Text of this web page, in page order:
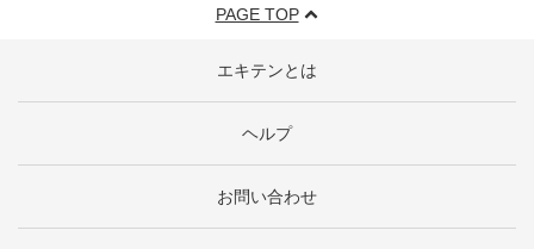
PAGE TOP
エキテンとは
ヘルプ
お問い合わせ